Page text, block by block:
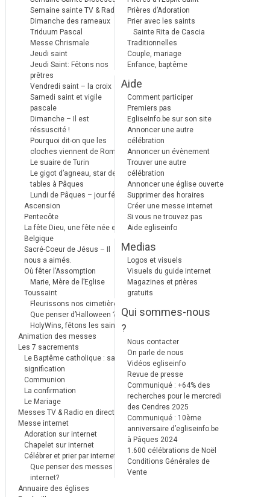
Semaine sainte TV & Radio
Dimanche des rameaux
Triduum Pascal
Messe Chrismale
Jeudi saint
Jeudi Saint: Fêtons nos
prêtres
Vendredi saint – la croix
Samedi saint et vigile
pascale
Dimanche – Il est
réssuscité !
Pourquoi dit-on que les
cloches viennent de Rome ?
Le suaire de Turin
Le gigot d’agneau, star des
tables à Pâques
Lundi de Pâques – jour férié
Ascension
Pentecôte
La fête Dieu, une fête née en
Belgique
Sacré-Coeur de Jésus – Il
nous a aimés.
Où fêter l’Assomption
Marie, Mère de l’Eglise
Toussaint
Fleurissons nos cimetières
Que penser d’Halloween ?
HolyWins, fêtons les saints !
Animation des messes
Les 7 sacrements
Le Baptême catholique : sa
signification
Communion
La confirmation
Le Mariage
Messes TV & Radio en direct
Messe internet
Adoration sur internet
Chapelet sur internet
Célébrer et prier par internet
Que penser des messes
internet?
Annuaire des églises
Prières d’Adoration
Prier avec les saints
Sainte Rita de Cascia
Traditionnelles
Couple, mariage
Enfance, baptême
Aide
Comment participer
Premiers pas
EgliseInfo.be sur son site
Annoncer une autre
célébration
Annoncer un évènement
Trouver une autre
célébration
Annoncer une église ouverte
Supprimer des horaires
Créer une messe internet
Si vous ne trouvez pas
Aide egliseinfo
Medias
Logos et visuels
Visuels du guide internet
Magazines et prières
gratuits
Qui sommes-nous
?
Nous contacter
On parle de nous
Vidéos egliseinfo
Revue de presse
Communiqué : +64% des
recherches pour le mercredi
des Cendres 2025
Communiqué : 10ème
anniversaire d’egliseinfo.be
à Pâques 2024
1.600 célébrations de Noël
Conditions Générales de
Vente